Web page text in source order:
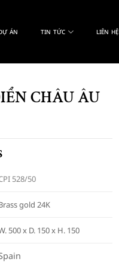
ÁN TIN TỨC LIÊN HỆ
CHÂU ÂU
528/50
gold 24K
500 x D. 150 x H. 150